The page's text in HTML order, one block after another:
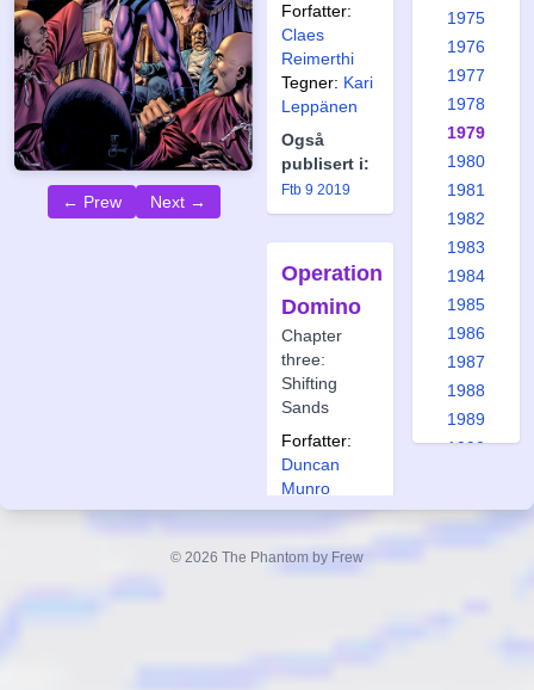
← Prew Next →
Forfatter:
Claes
Reimerthi
Tegner: Kari
Leppänen
Også
publisert i:
Ftb 9 2019
Operation
Domino
Chapter
three:
Shifting
Sands
Forfatter:
Duncan
Munro
Tegner:
Picciotto
1975
1976
1977
1978
1979
1980
1981
1982
1983
1984
1985
1986
1987
1988
1989
1990
© 2026 The Phantom by Frew